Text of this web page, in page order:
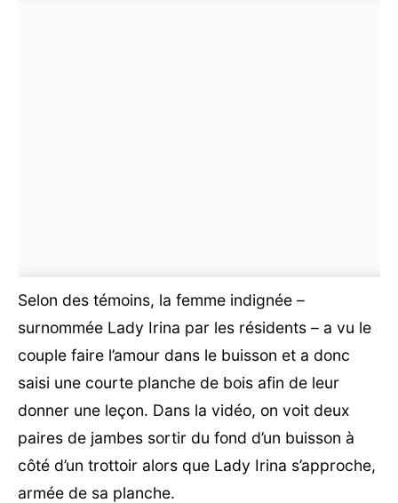
Selon des témoins, la femme indignée –
surnommée Lady Irina par les résidents – a vu le
couple faire l’amour dans le buisson et a donc
saisi une courte planche de bois afin de leur
donner une leçon. Dans la vidéo, on voit deux
paires de jambes sortir du fond d’un buisson à
côté d’un trottoir alors que Lady Irina s’approche,
armée de sa planche.